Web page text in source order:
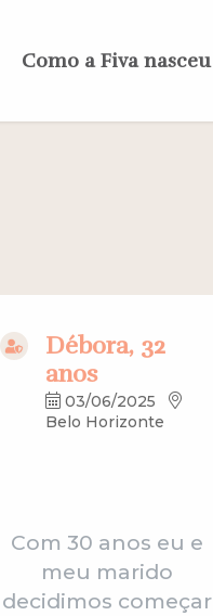
Como a Fiva nasceu
Débora, 32
anos
03/06/2025
Belo Horizonte
Com 30 anos eu e
meu marido
decidimos começar